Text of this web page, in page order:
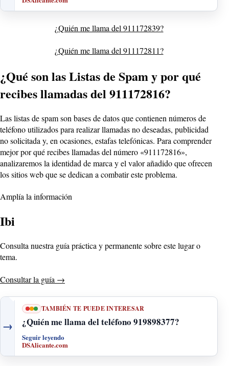
¿Quién me llama del 911172839?
¿Quién me llama del 911172811?
¿Qué son las Listas de Spam y por qué
recibes llamadas del 911172816?
Las listas de spam son bases de datos que contienen números de
teléfono utilizados para realizar llamadas no deseadas, publicidad
no solicitada y, en ocasiones, estafas telefónicas. Para comprender
mejor por qué recibes llamadas del número «911172816»,
analizaremos la identidad de marca y el valor añadido que ofrecen
los sitios web que se dedican a combatir este problema.
Amplía la información
Ibi
Consulta nuestra guía práctica y permanente sobre este lugar o
tema.
Consultar la guía →
→
TAMBIÉN TE PUEDE INTERESAR
¿Quién me llama del teléfono 919898377?
Seguir leyendo
DSAlicante.com